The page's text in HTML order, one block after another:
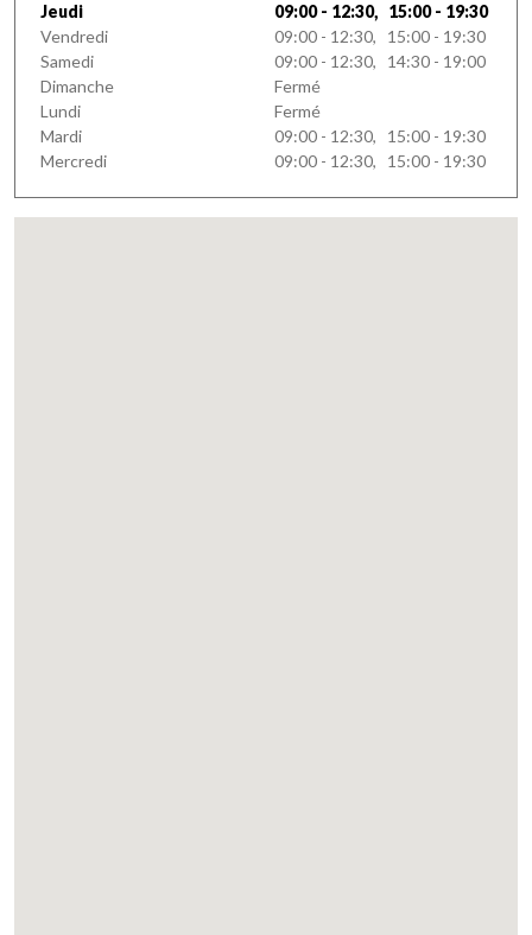
Jeudi
09:00 - 12:30, 15:00 - 19:30
Vendredi
09:00 - 12:30, 15:00 - 19:30
Samedi
09:00 - 12:30, 14:30 - 19:00
Dimanche
Fermé
Lundi
Fermé
Mardi
09:00 - 12:30, 15:00 - 19:30
Mercredi
09:00 - 12:30, 15:00 - 19:30